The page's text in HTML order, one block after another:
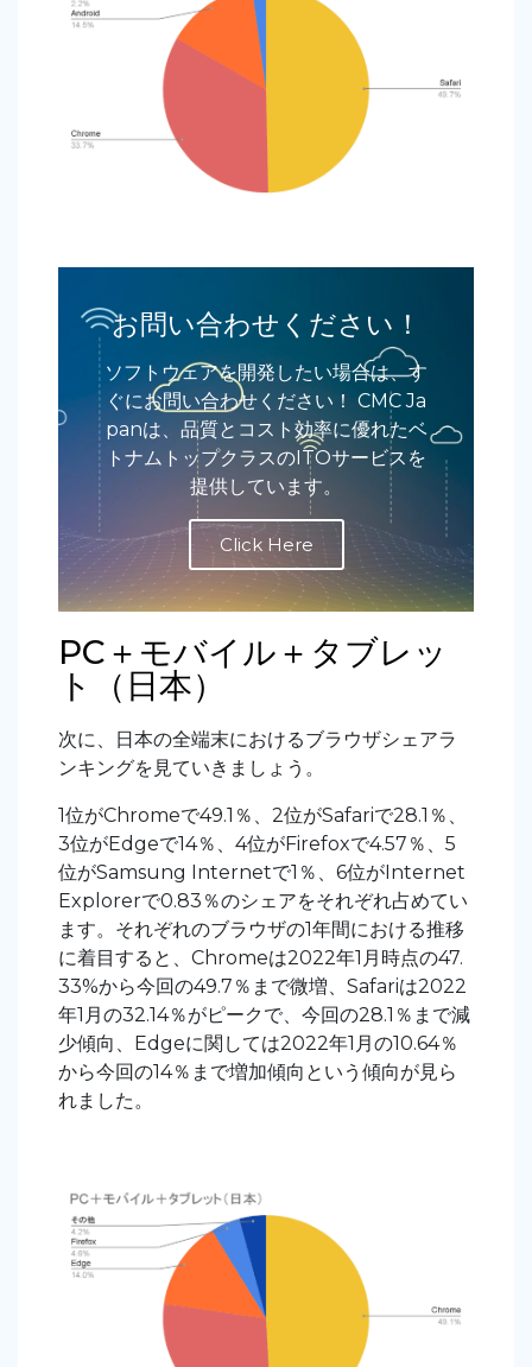
お問い合わせください！
ソフトウェアを開発したい場合は、す
ぐにお問い合わせください！ CMC Ja
panは、品質とコスト効率に優れたベ
トナムトップクラスのITOサービスを
提供しています。
Click Here
PC＋モバイル＋タブレッ
ト（日本）
次に、日本の全端末におけるブラウザシェアラ
ンキングを見ていきましょう。
1位がChromeで49.1％、2位がSafariで28.1％、
3位がEdgeで14％、4位がFirefoxで4.57％、5
位がSamsung Internetで1％、6位がInternet
Explorerで0.83％のシェアをそれぞれ占めてい
ます。それぞれのブラウザの1年間における推移
に着目すると、Chromeは2022年1月時点の47.
33%から今回の49.7％まで微増、Safariは2022
年1月の32.14％がピークで、今回の28.1％まで減
少傾向、Edgeに関しては2022年1月の10.64％
から今回の14％まで増加傾向という傾向が見ら
れました。